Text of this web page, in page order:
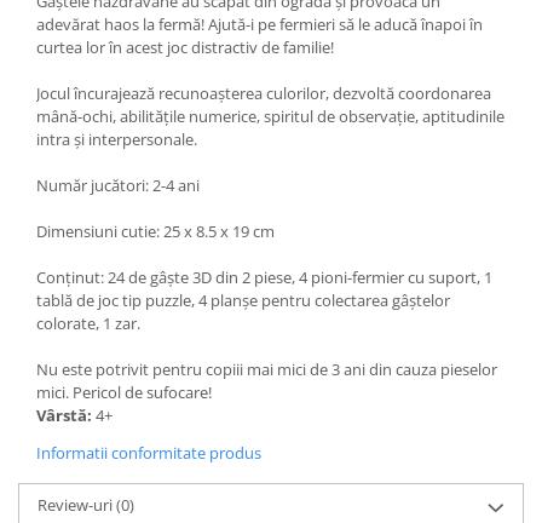
adevărat haos la fermă! Ajută-i pe fermieri să le aducă înapoi în
curtea lor în acest joc distractiv de familie!
Jocul încurajează recunoașterea culorilor, dezvoltă coordonarea
mână-ochi, abilitățile numerice, spiritul de observație, aptitudinile
intra și interpersonale.
Număr jucători: 2-4 ani
Dimensiuni cutie: 25 x 8.5 x 19 cm
Conținut: 24 de gâște 3D din 2 piese, 4 pioni-fermier cu suport, 1
tablă de joc tip puzzle, 4 planșe pentru colectarea gâștelor
colorate, 1 zar.
Nu este potrivit pentru copiii mai mici de 3 ani din cauza pieselor
mici. Pericol de sufocare!
Vârstă: 4+
Informatii conformitate produs
Review-uri(0)